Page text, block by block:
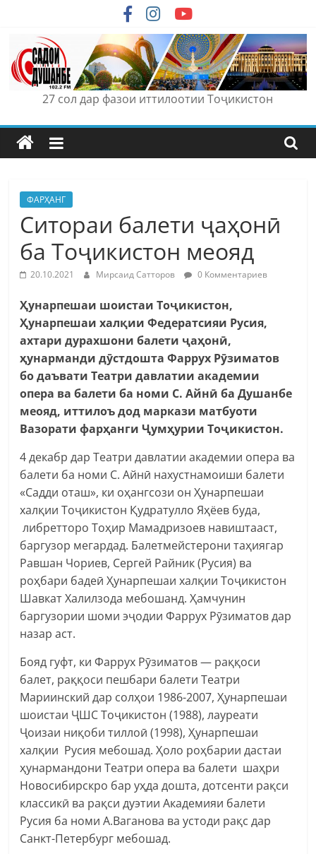
content
27 сол дар фазои иттилоотии Тоҷикистон
ФАРҲАНГ
Ситораи балети ҷаҳонӣ
ба Тоҷикистон меояд
20.10.2021 Мирсаид Сатторов 0 Комментариев
Ҳунарпешаи шоистаи Тоҷикистон,
Ҳунарпешаи халқии Федератсияи Русия,
ахтари дурахшони балети ҷаҳонӣ,
ҳунарманди дӯстдошта Фаррух Рӯзиматов
бо даъвати Театри давлатии академии
опера ва балети ба номи С. Айнӣ ба Душанбе
меояд, иттилоъ дод маркази матбуоти
Вазорати фарҳанги Ҷумҳурии Тоҷикистон.
4 декабр дар Театри давлатии академии опера ва
балети ба номи С. Айнӣ нахустнамоиши балети
«Садди оташ», ки оҳангсози он Ҳунарпешаи
халқии Тоҷикистон Қудратулло Яҳёев буда,
либретторо Тоҳир Мамадризоев навиштааст,
баргузор мегардад. Балетмейстерони таҳиягар
Равшан Чориев, Сергей Райник (Русия) ва
роҳбари бадеӣ Ҳунарпешаи халқии Тоҷикистон
Шавкат Халилзода мебошанд. Ҳамчунин
баргузории шоми эҷодии Фаррух Рӯзиматов дар
назар аст.
Бояд гуфт, ки Фаррух Рӯзиматов — раққоси
балет, раққоси пешбари балети Театри
Мариинский дар солҳои 1986-2007, Ҳунарпешаи
шоистаи ҶШС Тоҷикистон (1988), лауреати
Ҷоизаи ниқоби тиллоӣ (1998), Ҳунарпешаи
халқии Русия мебошад. Ҳоло роҳбарии дастаи
ҳунармандони Театри опера ва балети шаҳри
Новосибирскро бар уҳда дошта, дотсенти рақси
классикӣ ва рақси дуэтии Академияи балети
Русия ба номи А.Ваганова ва устоди рақс дар
Санкт-Петербург мебошад.